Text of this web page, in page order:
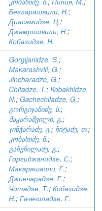
Бегларашвили, Н.;
Диасамидзе, Ц.;
Джамришвили, Н.;
Кобахидзе, Н.
Gorgijanidze, S.;
Makarashvili, G.;
Jincharadze, G.;
Chitadze, T.; Kobakhidze,
N.; Gachechiladze, G.;
გორგიჯანიძე, ს.;
მაკარაშვილი, გ.;
ჯინჭარაძე, გ.; ჩიტაძე, თ.;
კობახიძე, ნ.;
გაჩეჩილაძე, გ.;
Горгиджанидзе, С.;
Макарашвили, Г.;
Джинчарадзе, Г.;
Читадзе, Т.; Кобахидзе,
Н.; Гачечиладзе, Г.